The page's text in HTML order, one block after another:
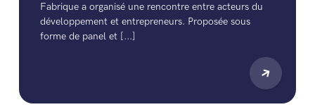
Fabrique a organisé une rencontre entre acteurs du
développement et entrepreneurs. Proposée sous
forme de panel et [...]